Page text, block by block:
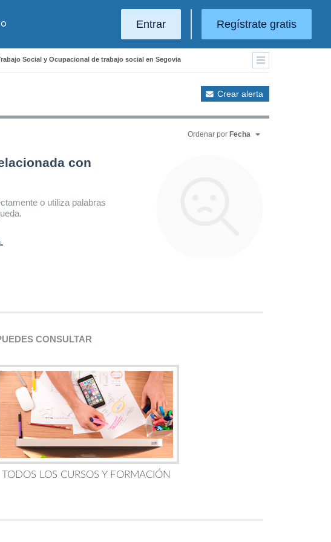
Entrar Regístrate gratis
Social y Ocupacional de trabajo social en Segovia
Crear alerta
Ordenar por Fecha
con
o utiliza palabras
CONSULTAR
TODOS LOS CURSOS Y FORMACIÓN